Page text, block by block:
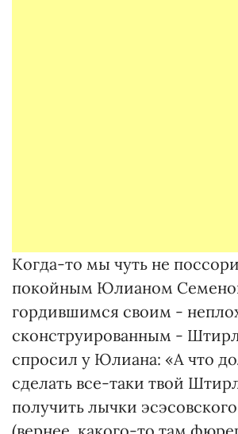
Когда-то мы чуть не
покойным Юлианом
гордившимся своим -
сконструированным -
спросил у Юлиана: «А что
сделать все-таки твой
получить лычки